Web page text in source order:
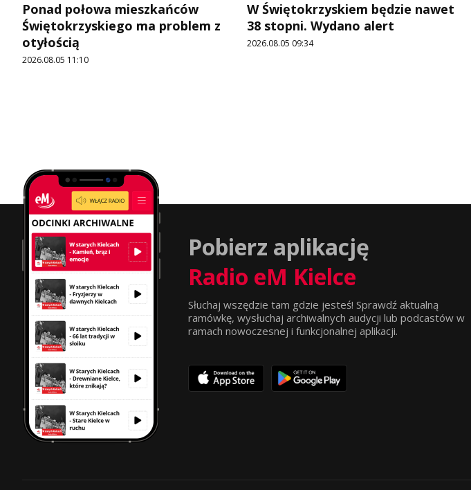
Ponad połowa mieszkańców
Świętokrzyskiego ma problem z
otyłością
2026.08.05 11:10
W Świętokrzyskiem będzie nawet
38 stopni. Wydano alert
2026.08.05 09:34
Pobierz aplikację
Radio eM Kielce
Słuchaj wszędzie tam gdzie jesteś! Sprawdź aktualną
ramówkę, wysłuchaj archiwalnych audycji lub podcastów w
ramach nowoczesnej i funkcjonalnej aplikacji.